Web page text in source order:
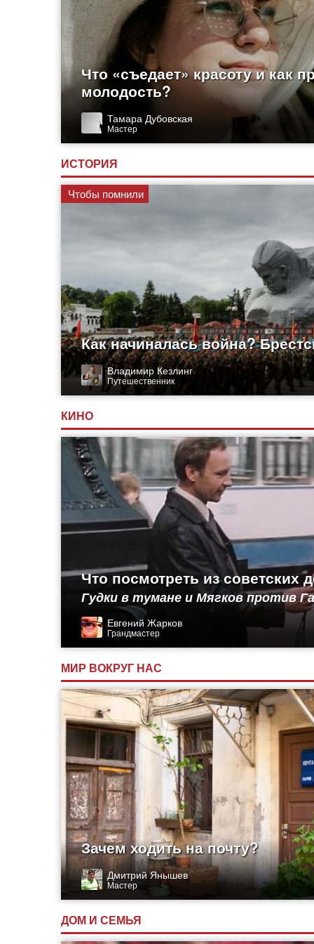
Что «съедает» красоту и как
молодость?
Тамара Дубовская
Мастер
ИСТОРИЯ
Чтобы помнили
Как начиналась война?
Владимир Кезлинг
Путешественник
КИНО
Что посмотреть из советских
Гудки в тумане и Мягков против
Евгений Жарков
Грандмастер
МИР ВОКРУГ НАС
Зачем ходить на почту?
Дмитрий Янышев
Мастер
ДОМ И СЕМЬЯ